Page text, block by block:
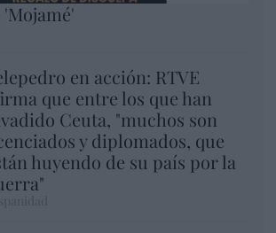
en acción: RTVE
que entre los que han
Ceuta, "muchos son
y diplomados, que
huyendo de su país por la